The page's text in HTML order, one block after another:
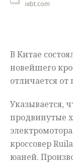
Мненияixbt.com
В Китае
новейшего
отличается
Указывается,
продвинутые
кроссовер
юаней.